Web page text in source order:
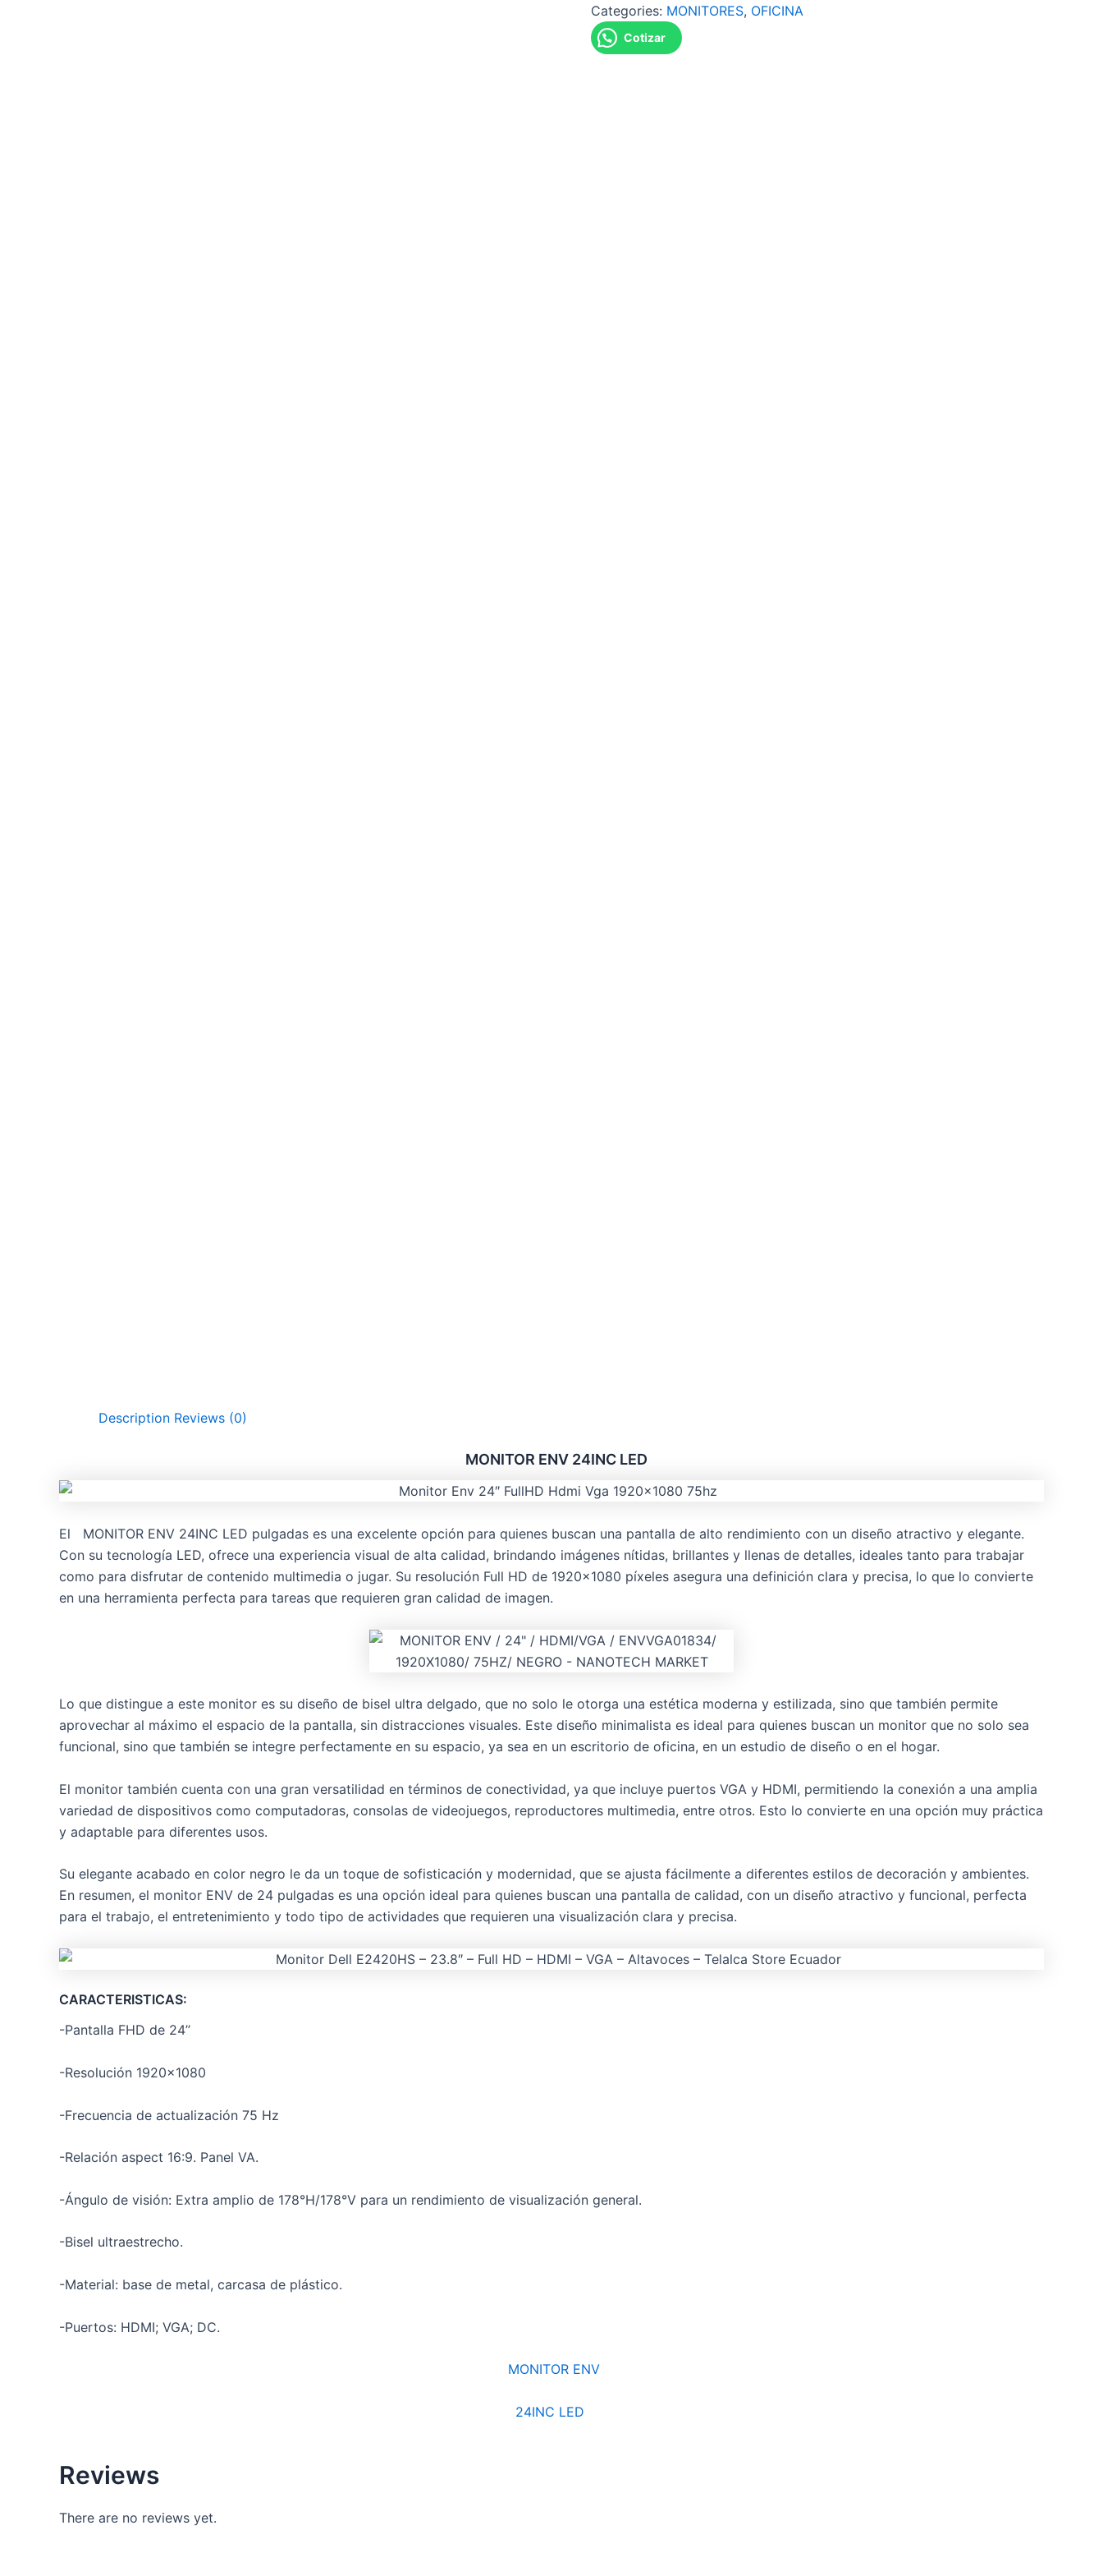
Categories: MONITORES, OFICINA
Cotizar
Description Reviews (0)
MONITOR ENV 24INC LED
El MONITOR ENV 24INC LED pulgadas es una excelente opción para quienes buscan una pantalla de alto rendimiento con un diseño atractivo y elegante.
Con su tecnología LED, ofrece una experiencia visual de alta calidad, brindando imágenes nítidas, brillantes y llenas de detalles, ideales tanto para trabajar
como para disfrutar de contenido multimedia o jugar. Su resolución Full HD de 1920×1080 píxeles asegura una definición clara y precisa, lo que lo convierte
en una herramienta perfecta para tareas que requieren gran calidad de imagen.
Lo que distingue a este monitor es su diseño de bisel ultra delgado, que no solo le otorga una estética moderna y estilizada, sino que también permite
aprovechar al máximo el espacio de la pantalla, sin distracciones visuales. Este diseño minimalista es ideal para quienes buscan un monitor que no solo sea
funcional, sino que también se integre perfectamente en su espacio, ya sea en un escritorio de oficina, en un estudio de diseño o en el hogar.
El monitor también cuenta con una gran versatilidad en términos de conectividad, ya que incluye puertos VGA y HDMI, permitiendo la conexión a una amplia
variedad de dispositivos como computadoras, consolas de videojuegos, reproductores multimedia, entre otros. Esto lo convierte en una opción muy práctica
y adaptable para diferentes usos.
Su elegante acabado en color negro le da un toque de sofisticación y modernidad, que se ajusta fácilmente a diferentes estilos de decoración y ambientes.
En resumen, el monitor ENV de 24 pulgadas es una opción ideal para quienes buscan una pantalla de calidad, con un diseño atractivo y funcional, perfecta
para el trabajo, el entretenimiento y todo tipo de actividades que requieren una visualización clara y precisa.
CARACTERISTICAS:
-Pantalla FHD de 24’’
-Resolución 1920×1080
-Frecuencia de actualización 75 Hz
-Relación aspect 16:9. Panel VA.
-Ángulo de visión: Extra amplio de 178°H/178°V para un rendimiento de visualización general.
-Bisel ultraestrecho.
-Material: base de metal, carcasa de plástico.
-Puertos: HDMI; VGA; DC.
MONITOR ENV
24INC LED
Reviews
There are no reviews yet.